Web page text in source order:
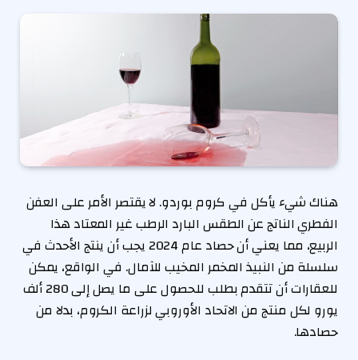
هناك شيء يأكل في كروم بوردو. لا يقتصر الأمر على العفن
الفطري الناتج عن الطقس البارد الرطب غير المعتاد هذا
الربيع، مما يعني أن حصاد عام 2024 يجب أن ينتج الأحدث في
سلسلة من النبيذ المخمر المخيب للآمال. في الواقع، يمكن
للعقارات أن تتقدم بطلب للحصول على ما يصل إلى 280 ألف
يورو لكل منتج من الاتحاد الأوروبي لزراعة الكروم، بدلا من
حصادها.